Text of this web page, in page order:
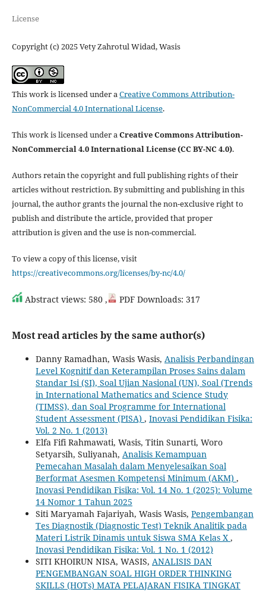
License
Copyright (c) 2025 Vety Zahrotul Widad, Wasis
This work is licensed under aCreative Commons Attribution-
NonCommercial 4.0 International License.
This work is licensed under aCreative Commons Attribution-
NonCommercial 4.0 International License (CC BY-NC 4.0).
Authors retain the copyright and full publishing rights of their
articles without restriction. By submitting and publishing in this
journal, the author grants the journal the non-exclusive right to
publish and distribute the article, provided that proper
attribution is given and the use is non-commercial.
To view a copy of this license, visit
https://creativecommons.org/licenses/by-nc/4.0/
Abstract views: 580 , PDF Downloads: 317
Most read articles by the same author(s)
Danny Ramadhan, Wasis Wasis, Analisis Perbandingan
Level Kognitif dan Keterampilan Proses Sains dalam
Standar Isi (SI), Soal ‎Ujian Nasional (UN), Soal (Trends
in International Mathematics and Science Study
(TIMSS), dan ‎Soal Programme for International
Student Assessment (PISA)‎ , Inovasi Pendidikan Fisika:
Vol. 2 No. 1 (2013)
Elfa Fifi Rahmawati, Wasis, Titin Sunarti, Woro
Setyarsih, Suliyanah, Analisis Kemampuan
Pemecahan Masalah dalam Menyelesaikan Soal
Berformat Asesmen Kompetensi Minimum (AKM) ,
Inovasi Pendidikan Fisika: Vol. 14 No. 1 (2025): Volume
14 Nomor 1 Tahun 2025
Siti Maryamah Fajariyah, Wasis Wasis, Pengembangan
Tes Diagnostik (Diagnostic Test) Teknik Analitik pada
Materi Listrik Dinamis ‎untuk Siswa SMA Kelas X ,
Inovasi Pendidikan Fisika: Vol. 1 No. 1 (2012)
SITI KHOIRUN NISA, WASIS, ANALISIS DAN
PENGEMBANGAN SOAL HIGH ORDER THINKING
SKILLS (HOTs) MATA PELAJARAN FISIKA TINGKAT